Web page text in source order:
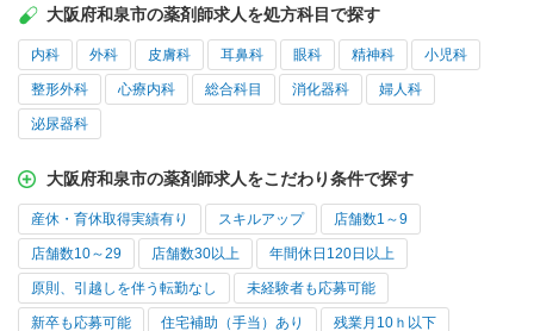
大阪府和泉市の薬剤師求人を処方科目で探す
内科 外科 皮膚科 耳鼻科 眼科 精神科 小児科
整形外科 心療内科 総合科目 消化器科 婦人科
泌尿器科
大阪府和泉市の薬剤師求人をこだわり条件で探す
産休・育休取得実績有り スキルアップ 店舗数1～9
店舗数10～29 店舗数30以上 年間休日120日以上
原則、引越しを伴う転勤なし 未経験者も応募可能
新卒も応募可能 住宅補助（手当）あり 残業月10ｈ以下